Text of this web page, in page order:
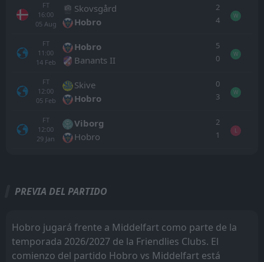
FT
16:00
05 Aug
Skovsgård
Hobro
2
4
W
FT
11:00
14 Feb
Hobro
Banants II
5
0
W
FT
12:00
05 Feb
Skive
Hobro
0
3
W
FT
12:00
29 Jan
Viborg
Hobro
2
1
L
25
FT
Middelfart
VSK Århus
PREVIA DEL PARTIDO
Hobro jugará frente a Middelfart como parte de la
temporada 2026/2027 de la Friendlies Clubs. El
comienzo del partido Hobro vs Middelfart está